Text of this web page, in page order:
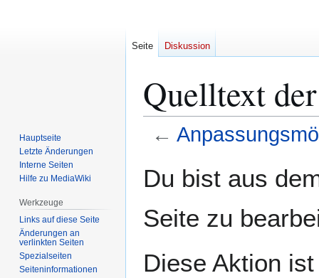
Quelltext
←
Navigation
Suche
Du bist aus
Seite zu
Diese Aktion
Seite Diskussion
Hauptseite
Letzte Änderungen
Interne Seiten
Hilfe zu MediaWiki
Werkzeuge
Links auf diese Seite
Änderungen an
verlinkten Seiten
Spezialseiten
Seiten­­informationen